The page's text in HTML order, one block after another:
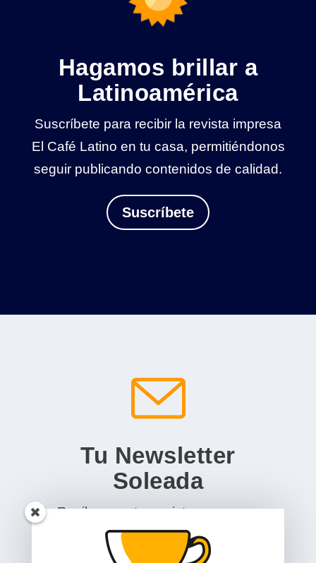
Hagamos brillar a
Latinoamérica
Suscríbete para recibir la revista impresa
El Café Latino en tu casa, permitiéndonos
seguir publicando contenidos de calidad.
Suscríbete
Tu Newsletter
Soleada
Recibe nuestra revista por correo
electrónico, con una selección de los
mejores artículos, para redescubrir